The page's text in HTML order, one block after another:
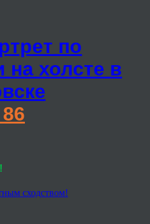
по
холсте в
сходством!